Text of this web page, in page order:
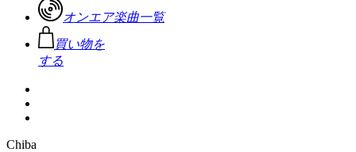
オンエア楽曲一覧
買い物を
する
Chiba